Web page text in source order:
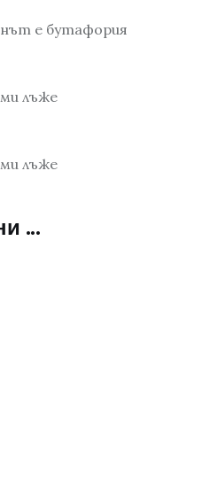
е бутафория
лъже
лъже
…